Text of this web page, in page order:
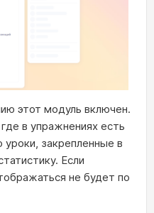
этот модуль включен.
в упражнениях есть
уроки, закрепленные в
Если
не будет по